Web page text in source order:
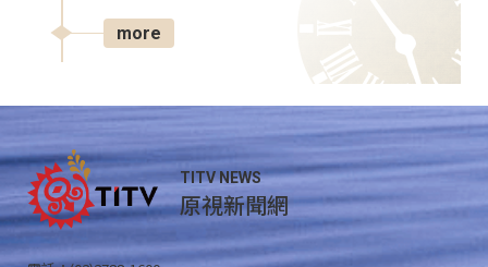
more
TITV NEWS
原視新聞網